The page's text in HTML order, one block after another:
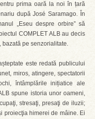
prima oară la noi în țară
după José Saramago. În
„Eseu despre orbire” să
COMPLET ALB au decis
bazată pe senzorialitate.
este redată publicului
miros, atingere, spectatorii
întâmplările inițiatice ale
spune istoria unor oameni,
stresaţi, presaţi de iluzii;
proiecţia himerei de mâine. Ei